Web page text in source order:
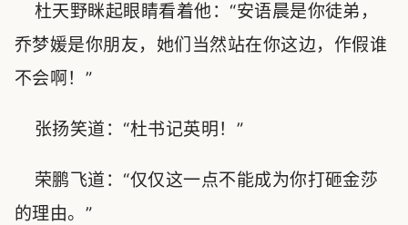
杜天野眯起眼睛看着他：“安语晨是你徒弟，
乔梦媛是你朋友，她们当然站在你这边，作假谁
不会啊！”
张扬笑道：“杜书记英明！”
荣鹏飞道：“仅仅这一点不能成为你打砸金莎
的理由。”